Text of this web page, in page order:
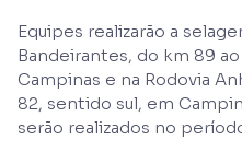
Equipes realizarão a
Bandeirantes, do km 89
Campinas e na Rodovia
82, sentido sul, em
serão realizados no